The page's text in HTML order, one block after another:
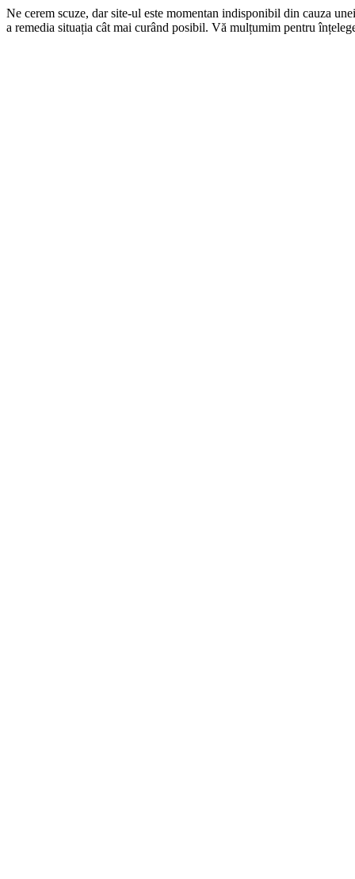
Ne cerem scuze, dar site-ul este momentan indisponibil din cauza
a remedia situația cât mai curând posibil. Vă mulțumim pentru